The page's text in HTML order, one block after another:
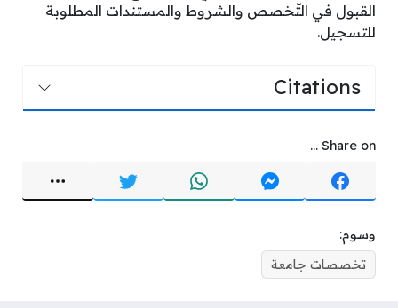
القبول في التّخصص والشروط والمستندات المطلوبة
للتسجيل.
Citations
Share on ...
وسوم:
تخصصات جامعة